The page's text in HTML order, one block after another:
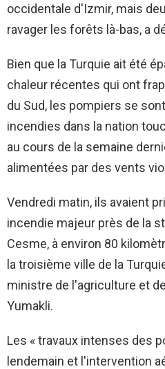
occidentale d'Izmir, mais
ravager les forêts là-bas, a
Bien que la Turquie ait été
chaleur récentes qui ont
du Sud, les pompiers se
incendies dans la nation
au cours de la semaine
alimentées par des vents
Vendredi matin, ils avaient
incendie majeur près de la
Cesme, à environ 80
la troisième ville de la
ministre de l'agriculture et
Yumakli.
Les « travaux intenses des
lendemain et l'intervention